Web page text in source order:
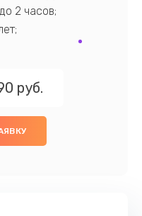
2 часов;
руб.